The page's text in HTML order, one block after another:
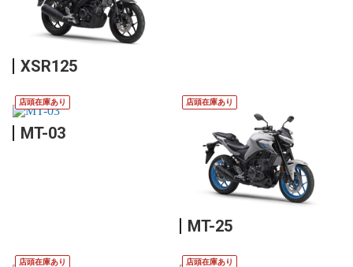
XSR125
店頭在庫あり
MT-03
店頭在庫あり
MT-25
店頭在庫あり 店頭在庫あり